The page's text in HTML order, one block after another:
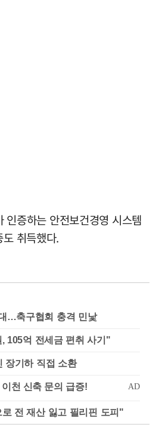
인증하는 안전보건경영 시스템
취득했다.
…축구협회 충격 민낯
105억 전세금 편취 사기"
장기하 직접 소환
전 재산 잃고 필리핀 도피"